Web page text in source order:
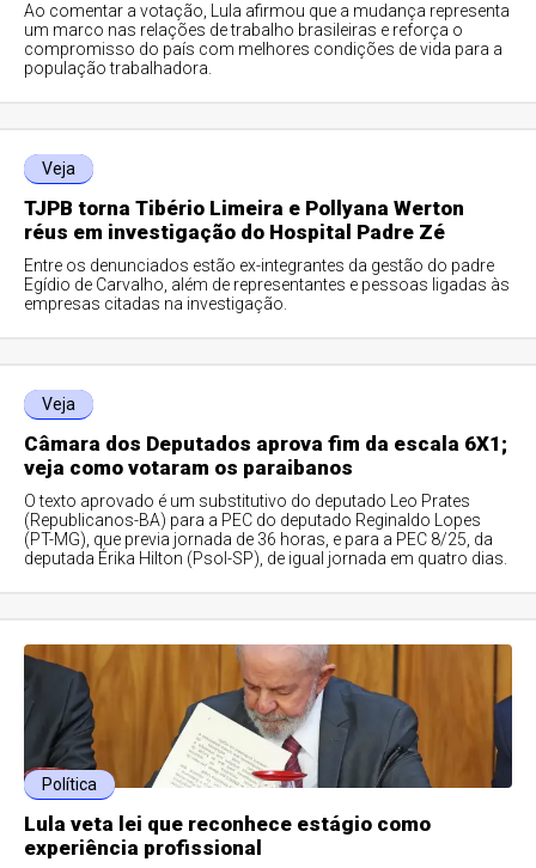
Ao comentar a votação, Lula afirmou que a mudança representa
um marco nas relações de trabalho brasileiras e reforça o
compromisso do país com melhores condições de vida para a
população trabalhadora.
Veja
TJPB torna Tibério Limeira e Pollyana Werton
réus em investigação do Hospital Padre Zé
Entre os denunciados estão ex-integrantes da gestão do padre
Egídio de Carvalho, além de representantes e pessoas ligadas às
empresas citadas na investigação.
Veja
Câmara dos Deputados aprova fim da escala 6X1;
veja como votaram os paraibanos
O texto aprovado é um substitutivo do deputado Leo Prates
(Republicanos-BA) para a PEC do deputado Reginaldo Lopes
(PT-MG), que previa jornada de 36 horas, e para a PEC 8/25, da
deputada Érika Hilton (Psol-SP), de igual jornada em quatro dias.
Política
Lula veta lei que reconhece estágio como
experiência profissional